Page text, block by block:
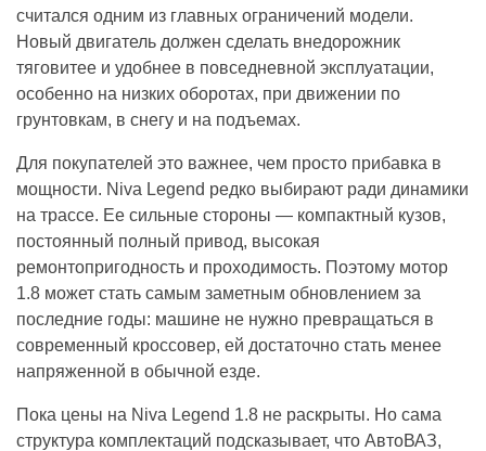
считался одним из главных ограничений модели.
Новый двигатель должен сделать внедорожник
тяговитее и удобнее в повседневной эксплуатации,
особенно на низких оборотах, при движении по
грунтовкам, в снегу и на подъемах.
Для покупателей это важнее, чем просто прибавка в
мощности. Niva Legend редко выбирают ради динамики
на трассе. Ее сильные стороны — компактный кузов,
постоянный полный привод, высокая
ремонтопригодность и проходимость. Поэтому мотор
1.8 может стать самым заметным обновлением за
последние годы: машине не нужно превращаться в
современный кроссовер, ей достаточно стать менее
напряженной в обычной езде.
Пока цены на Niva Legend 1.8 не раскрыты. Но сама
структура комплектаций подсказывает, что АвтоВАЗ,